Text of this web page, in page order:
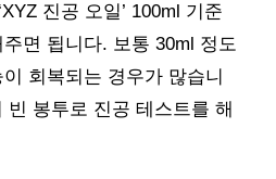
진공 오일’ 100ml 기준
면 됩니다. 보통 30ml 정도
회복되는 경우가 많습니
빈 봉투로 진공 테스트를 해